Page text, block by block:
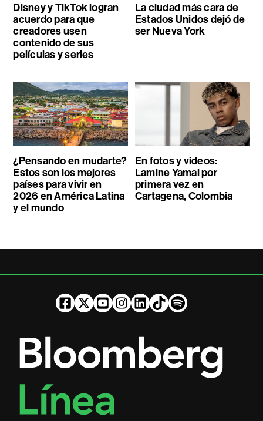
Disney y TikTok logran
acuerdo para que
creadores usen
contenido de sus
películas y series
La ciudad más cara de
Estados Unidos dejó de
ser Nueva York
¿Pensando en mudarte?
Estos son los mejores
países para vivir en
2026 en América Latina
y el mundo
En fotos y videos:
Lamine Yamal por
primera vez en
Cartagena, Colombia